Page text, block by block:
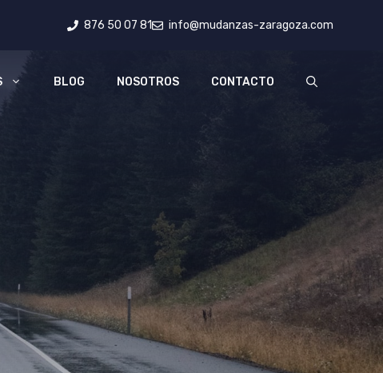
876 50 07 81 info@mudanzas-zaragoza.com
BLOG NOSOTROS CONTACTO